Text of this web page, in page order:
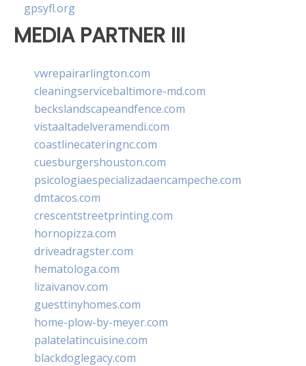
gpsyfl.org
MEDIA PARTNER III
vwrepairarlington.com
cleaningservicebaltimore-md.com
beckslandscapeandfence.com
vistaaltadelveramendi.com
coastlinecateringnc.com
cuesburgershouston.com
psicologiaespecializadaencampeche.com
dmtacos.com
crescentstreetprinting.com
hornopizza.com
driveadragster.com
hematologa.com
lizaivanov.com
guesttinyhomes.com
home-plow-by-meyer.com
palatelatincuisine.com
blackdoglegacy.com